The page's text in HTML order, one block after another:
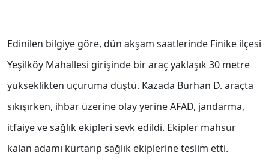
Edinilen bilgiye göre, dün akşam saatlerinde Finike ilçesi
Yeşilköy Mahallesi girişinde bir araç yaklaşık 30 metre
yükseklikten uçuruma düştü. Kazada Burhan D. araçta
sıkışırken, ihbar üzerine olay yerine AFAD, jandarma,
itfaiye ve sağlık ekipleri sevk edildi. Ekipler mahsur
kalan adamı kurtarıp sağlık ekiplerine teslim etti.